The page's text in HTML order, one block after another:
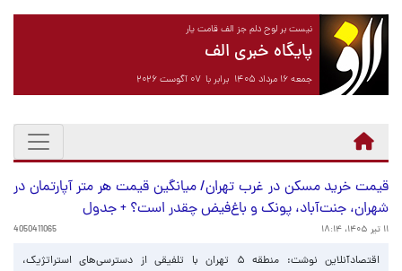
نیست بر لوح دلم جز الف قامت یار
پایگاه خبری الف
جمعه ۱۶ مرداد ۱۴۰۵ برابر با ۰۷ آگوست ۲۰۲۶
قیمت خرید مسکن در غرب تهران/ میانگین قیمت هر متر آپارتمان در
شهران، جنت‌آباد، پونک و باغ‌فیض چقدر است؟ + جدول
۱۱ تیر ۱۴۰۵، ۱۸:۱۴ 4050411065
اقتصادآنلاین نوشت: منطقه ۵ تهران با تلفیقی از دسترسی‌های استراتژیک،